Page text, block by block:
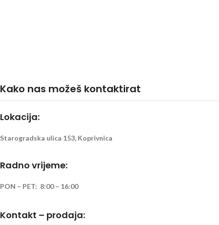
Kako nas možeš kontaktirat
Lokacija:
Starogradska ulica 153, Koprivnica
Radno vrijeme:
PON – PET: 8:00 – 16:00
Kontakt – prodaja: